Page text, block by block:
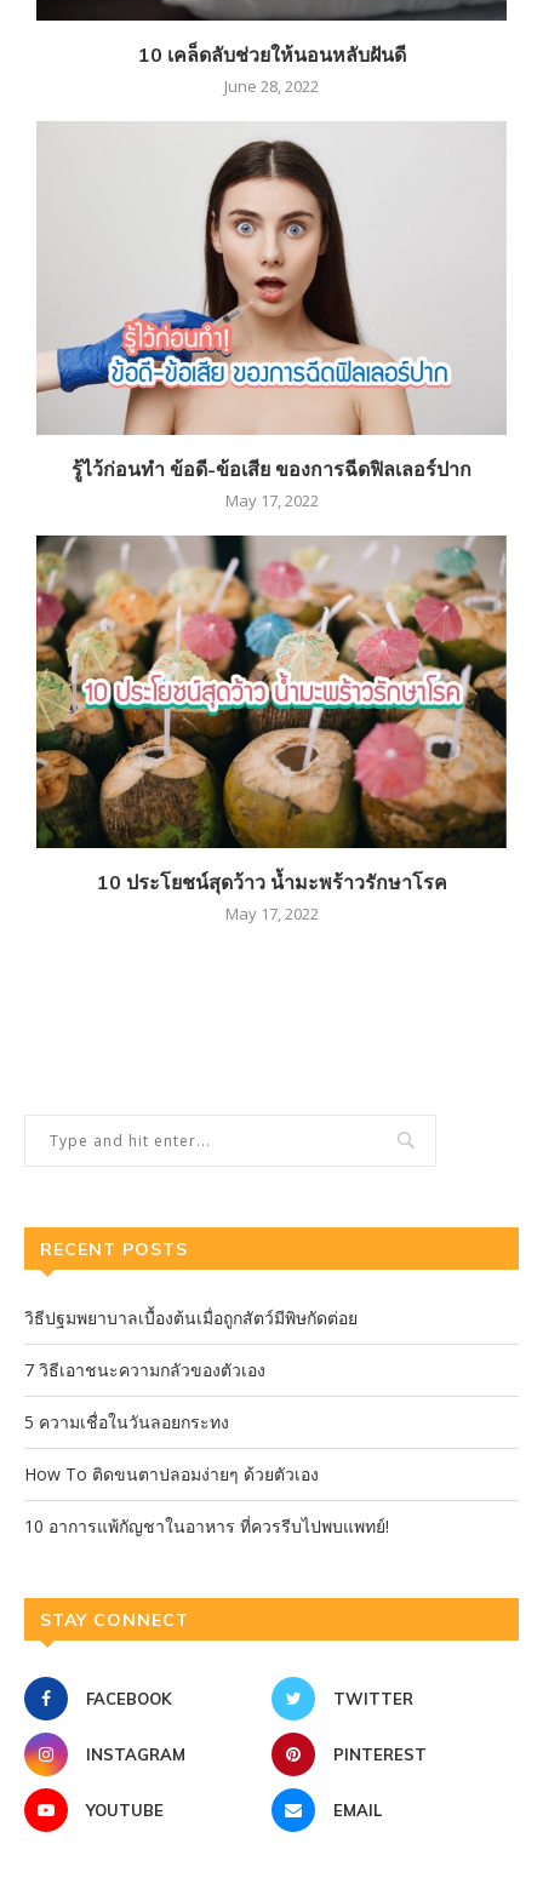
10 เคล็ดลับช่วยให้นอนหลับฝันดี
June 28, 2022
รู้ไว้ก่อนทำ ข้อดี-ข้อเสีย ของการฉีดฟิลเลอร์ปาก
May 17, 2022
10 ประโยชน์สุดว้าว น้ำมะพร้าวรักษาโรค
May 17, 2022
RECENT POSTS
วิธีปฐมพยาบาลเบื้องต้นเมื่อถูกสัตว์มีพิษกัดต่อย
7 วิธีเอาชนะความกลัวของตัวเอง
5 ความเชื่อในวันลอยกระทง
How To ติดขนตาปลอมง่ายๆ ด้วยตัวเอง
10 อาการแพ้กัญชาในอาหาร ที่ควรรีบไปพบแพทย์!
STAY CONNECT
FACEBOOK TWITTER
INSTAGRAM PINTEREST
YOUTUBE EMAIL